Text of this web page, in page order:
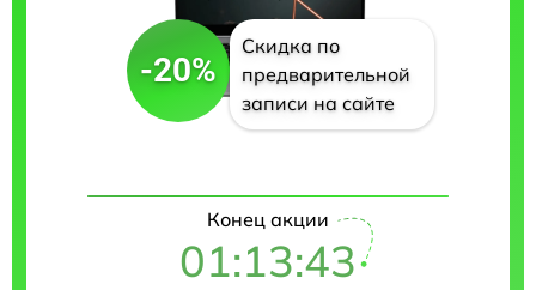
-20%
Скидка по
предварительной
записи на сайте
Конец акции
01:13:42